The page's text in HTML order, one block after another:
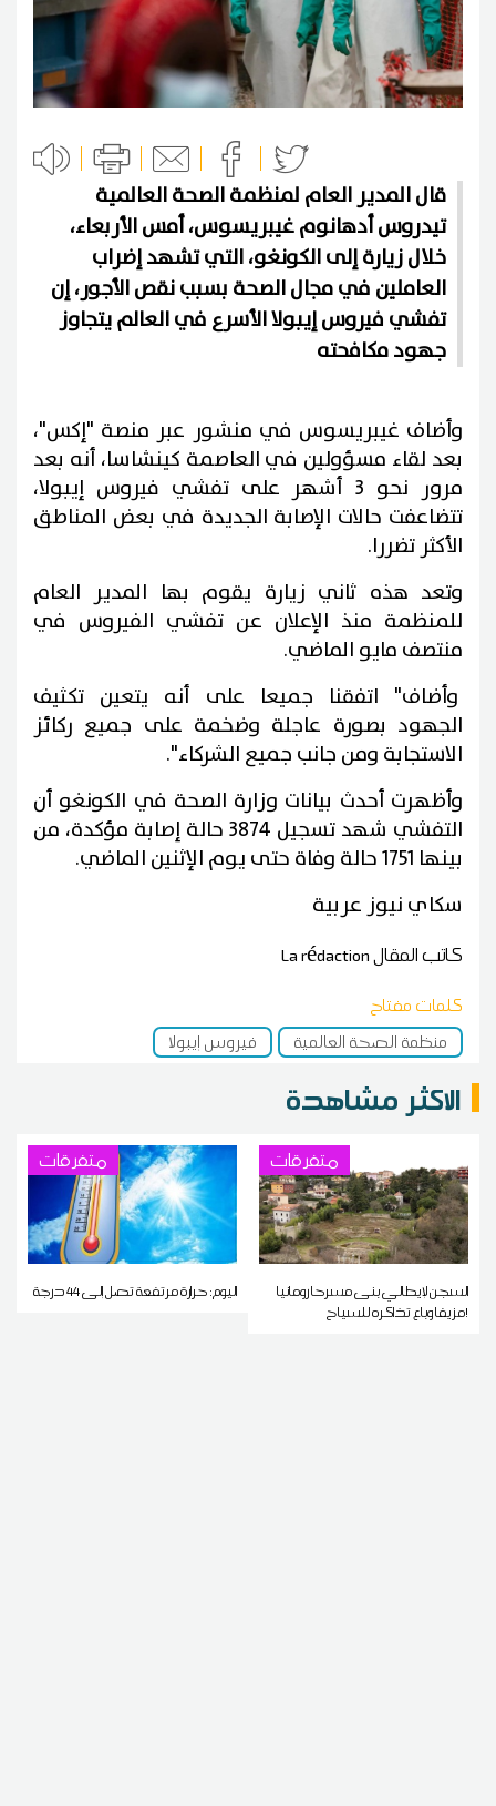
قال المدير العام لمنظمة الصحة العالمية
تيدروس أدهانوم غيبريسوس، أمس الأربعاء،
خلال زيارة إلى الكونغو، التي تشهد إضراب
العاملين في مجال الصحة بسبب نقص الأجور، إن
تفشي فيروس إيبولا الأسرع في العالم يتجاوز
جهود مكافحته
وأضاف غيبريسوس في منشور عبر منصة "إكس"،
بعد لقاء مسؤولين في العاصمة كينشاسا، أنه بعد
مرور نحو 3 أشهر على تفشي فيروس إيبولا،
تتضاعفت حالات الإصابة الجديدة في بعض المناطق
الأكثر تضررا.
وتعد هذه ثاني زيارة يقوم بها المدير العام
للمنظمة منذ الإعلان عن تفشي الفيروس في
منتصف مايو الماضي.
وأضاف" اتفقنا جميعا على أنه يتعين تكثيف
الجهود بصورة عاجلة وضخمة على جميع ركائز
الاستجابة ومن جانب جميع الشركاء".
وأظهرت أحدث بيانات وزارة الصحة في الكونغو أن
التفشي شهد تسجيل 3874 حالة إصابة مؤكدة، من
بينها 1751 حالة وفاة حتى يوم الإثنين الماضي.
سكاي نيوز عربية
كاتب المقالLa rédaction
كلمات مفتاح
منظمة الصحة العالمية
فيروس إيبولا
الاكثر مشاهدة
متفرقات
السجن لإيطالي بنى مسرحا رومانيا
مزيفا وباع تذاكره للسياح!
متفرقات
اليوم: حرارة مرتفعة تصل إلى 44 درجة